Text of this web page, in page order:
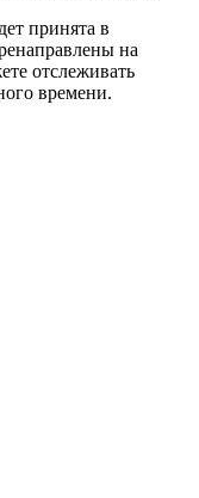
принята в
на
отслеживать
времени.